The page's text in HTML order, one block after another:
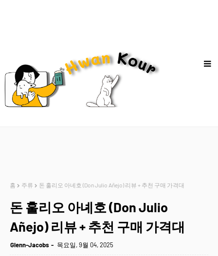
홈 주류 돈 훌리오 아녜호 (Don Julio Añejo) 리뷰 + 추천 구매 가격대
돈 훌리오 아녜호 (Don Julio
Añejo) 리뷰 + 추천 구매 가격대
Glenn-Jacobs 목요일, 9월 04, 2025